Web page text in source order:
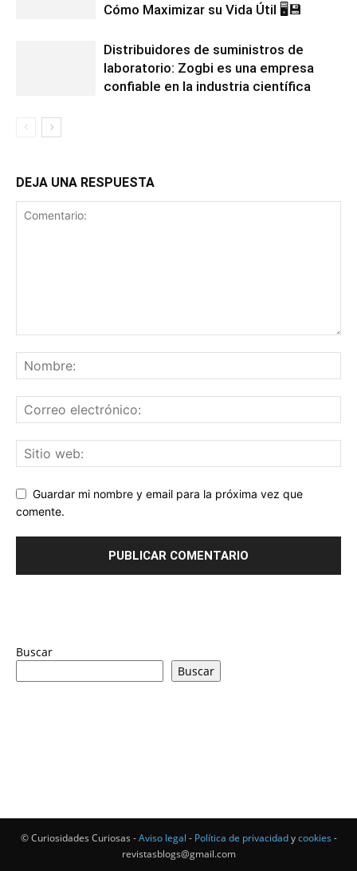
Cómo Maximizar su Vida Útil 🖥️💾
Distribuidores de suministros de
laboratorio: Zogbi es una empresa
confiable en la industria científica
DEJA UNA RESPUESTA
Guardar mi nombre y email para la próxima vez que
comente.
Buscar
Buscar
© Curiosidades Curiosas -Aviso legal - Política de privacidadycookies -
revistasblogs@gmail.com